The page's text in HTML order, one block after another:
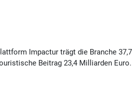
Impactur trägt die Branche 37,7
Beitrag 23,4 Milliarden Euro.